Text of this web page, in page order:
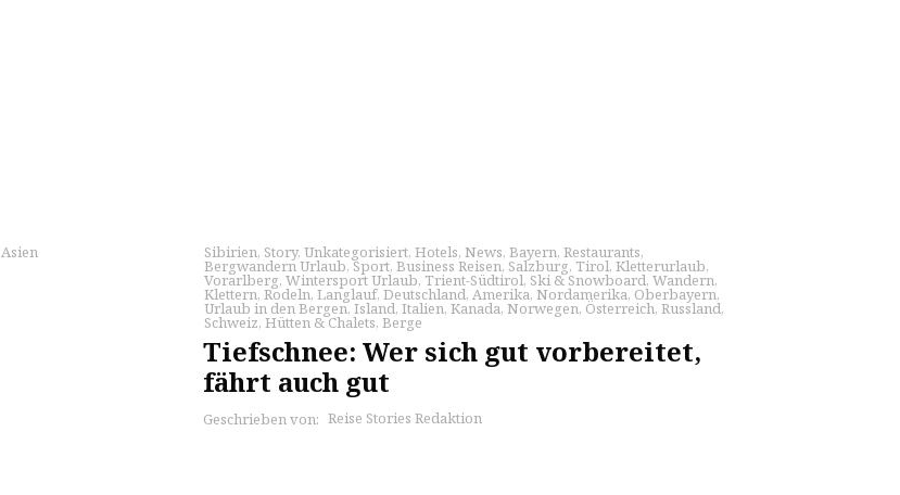
Asien Sibirien, Story, Unkategorisiert, Hotels, News, Bayern, Restaurants,
Bergwandern Urlaub,Sport, Business Reisen, Salzburg, Tirol, Kletterurlaub,
Vorarlberg, Wintersport Urlaub, Trient-Südtirol, Ski & Snowboard, Wandern,
Klettern, Rodeln, Langlauf, Deutschland, Amerika, Nordamerika, Oberbayern,
Urlaub in den Bergen, Island, Italien, Kanada, Norwegen, Österreich, Russland,
Schweiz, Hütten & Chalets, Berge
Tiefschnee: Wer sich gut vorbereitet,
fährt auch gut
Geschrieben von: Reise Stories Redaktion